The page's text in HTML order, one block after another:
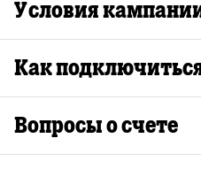
Условия
Как
Вопросы о счете